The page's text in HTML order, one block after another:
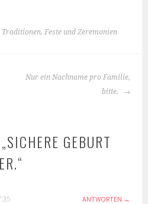
Traditionen, Feste und Zeremonien
Nur ein Nachname pro Familie,
bitte.
SICHERE GEBURT
“
ANTWORTEN